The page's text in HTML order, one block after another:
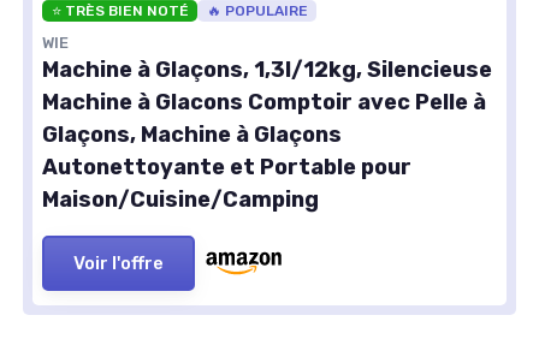
⭐ TRÈS BIEN NOTÉ 🔥 POPULAIRE
WIE
Machine à Glaçons, 1,3l/12kg, Silencieuse
Machine à Glacons Comptoir avec Pelle à
Glaçons, Machine à Glaçons
Autonettoyante et Portable pour
Maison/Cuisine/Camping
Voir l'offre